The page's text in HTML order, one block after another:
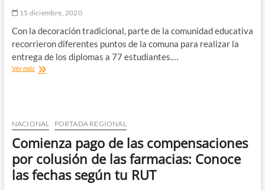
15 diciembre, 2020
Con la decoración tradicional, parte de la comunidad educativa
recorrieron diferentes puntos de la comuna para realizar la
entrega de los diplomas a 77 estudiantes.…
Ver másEscuela
ceremonia
de
licenciatura
las
casas
NACIONAL PORTADA REGIONAL
Comienza pago de las compensaciones
por colusión de las farmacias: Conoce
las fechas según tu RUT